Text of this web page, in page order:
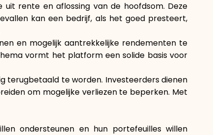
uit rente en aflossing van de hoofdsom. Deze
kan een bedrijf, als het goed presteert,
en mogelijk aantrekkelijke rendementen te
vormt het platform een solide basis voor
terugbetaald te worden. Investeerders dienen
om mogelijke verliezen te beperken. Met
ondersteunen en hun portefeuilles willen